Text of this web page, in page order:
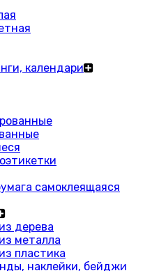
календари
самоклеящаяся
дерева
металла
пластика
наклейки, бейджи